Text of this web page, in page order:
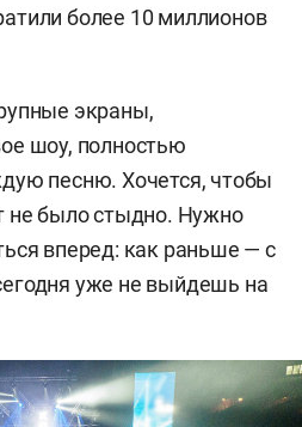
более 10 миллионов
экраны,
шоу, полностью
песню. Хочется, чтобы
не было стыдно. Нужно
вперед: как раньше — с
уже не выйдешь на